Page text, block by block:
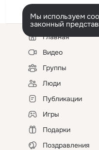
Мы используем
законный
Левая
колонкаГлавная
Видео
Группы
Люди
Публикации
Игры
Подарки
Поздравления